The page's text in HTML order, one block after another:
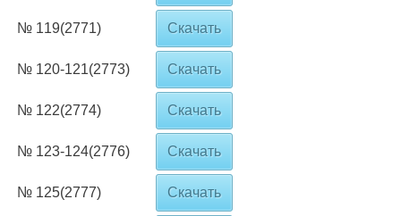
№ 119(2771) Скачать
№ 120-121(2773) Скачать
№ 122(2774) Скачать
№ 123-124(2776) Скачать
№ 125(2777) Скачать